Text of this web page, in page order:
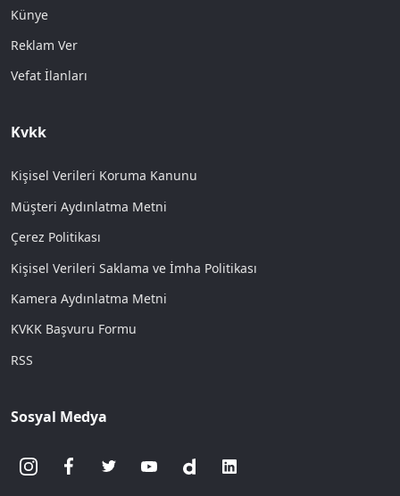
Künye
Reklam Ver
Vefat İlanları
Kvkk
Kişisel Verileri Koruma Kanunu
Müşteri Aydınlatma Metni
Çerez Politikası
Kişisel Verileri Saklama ve İmha Politikası
Kamera Aydınlatma Metni
KVKK Başvuru Formu
RSS
Sosyal Medya